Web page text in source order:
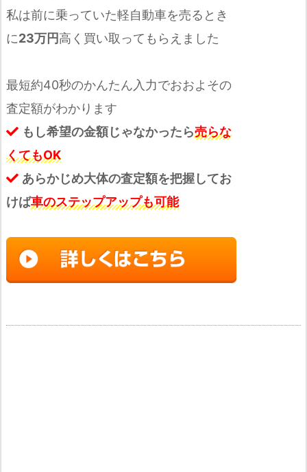
私は前に乗っていた軽自動車を売るとき
に23万円高く買い取ってもらえました
最短約40秒のかんたん入力でおおよその
査定額がわかります
もし希望の金額じゃなかったら売らな
くてもOK
あらかじめ大体の査定額を把握してお
けば車のステップアップも可能